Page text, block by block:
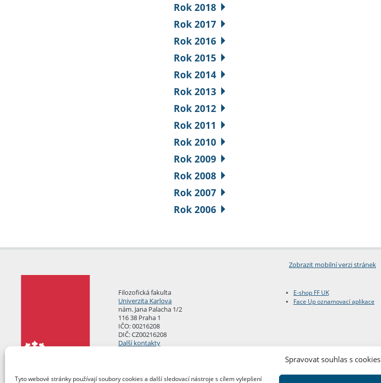
Spravovat souhlas s cookies
Tyto webové stránky používají soubory cookies a další sledovací nástroje s cílem vylepšení
Rok 2018
Rok 2017
Rok 2016
Rok 2015
Rok 2014
Rok 2013
Rok 2012
Rok 2011
Rok 2010
Rok 2009
Rok 2008
Rok 2007
Rok 2006
Zobrazit mobilní verzi stránek
Filozofická fakulta
Univerzita Karlova
nám. Jana Palacha 1/2
116 38 Praha 1
IČO: 00216208
DIČ: CZ00216208
Další kontakty
E-shop FF UK
Face Up oznamovací aplikace